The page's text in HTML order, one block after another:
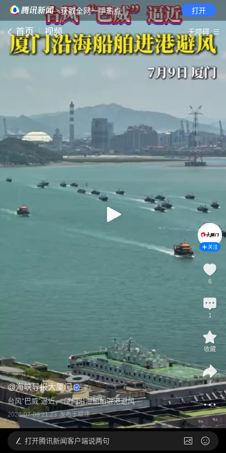
· 获取全网一手热点 打开
首页 视频 无障碍
@海峡导报大厦门
台风“巴威”逼近， 厦门沿海船舶进港避风
2026-07-09 21:23 发布于福建
关注
6
1
收藏
4
打开腾讯新闻客户端说两句